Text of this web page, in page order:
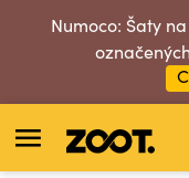
Numoco: Šaty